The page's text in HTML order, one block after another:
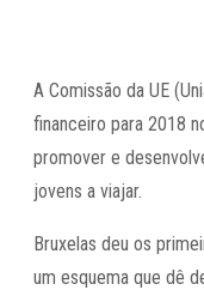
A Comissão da UE
financeiro para 2018
promover e
jovens a viajar.
Bruxelas deu os
um esquema que dê